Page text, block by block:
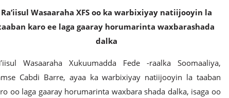
Ra’iisul Wasaaraha XFS oo ka warbixiyay natiijooyin la
karo ee laga gaaray horumarinta waxbarashada
dalka
Wasaaraha Xukuumadda Fede -raalka Soomaaliya,
Cabdi Barre, ayaa ka warbixiyay natiijooyin la taaban
oo laga gaaray horumarinta waxbara shada dalka, isaga oo